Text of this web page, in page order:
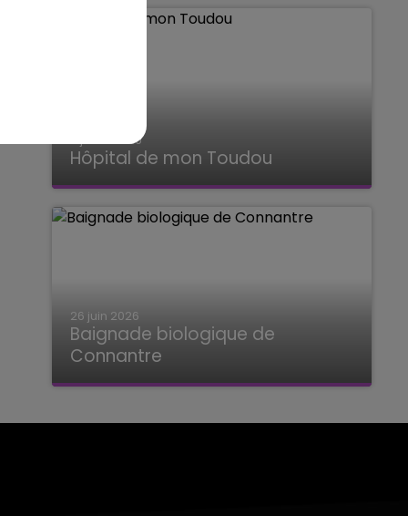
2 juillet 2026
Hôpital de mon Toudou
Hôpital de mon Toudou
26 juin 2026
Baignade biologique de
Connantre
Baignade biologique de Connantre